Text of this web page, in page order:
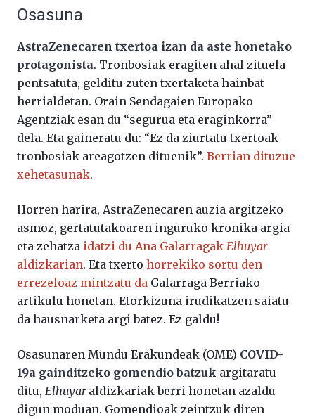
Osasuna
AstraZenecaren txertoa izan da aste honetako
protagonista. Tronbosiak eragiten ahal zituela
pentsatuta, gelditu zuten txertaketa hainbat
herrialdetan. Orain Sendagaien Europako
Agentziak esan du “segurua eta eraginkorra”
dela. Eta gaineratu du: “Ez da ziurtatu txertoak
tronbosiak areagotzen dituenik”. Berrian dituzue
xehetasunak.
Horren harira, AstraZenecaren auzia argitzeko
asmoz, gertatutakoaren inguruko kronika argia
eta zehatza idatzi du Ana Galarragak Elhuyar
aldizkarian. Eta txerto horrekiko sortu den
errezeloaz mintzatu da Galarraga Berriako
artikulu honetan. Etorkizuna irudikatzen saiatu
da hausnarketa argi batez. Ez galdu!
Osasunaren Mundu Erakundeak (OME) COVID-
19a gainditzeko gomendio batzuk argitaratu
ditu, Elhuyaraldizkariak berri honetan azaldu
digun moduan. Gomendioak zeintzuk diren